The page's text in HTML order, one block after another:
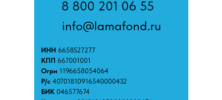
ИНН 6658527277
КПП 667001001
Огрн 1196658054064
Р/с 40701810916540000432
БИК 046577674
info@lamafond.ru
8 800 201 06 55